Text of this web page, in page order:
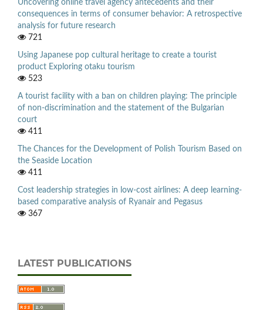
Uncovering online travel agency antecedents and their
consequences in terms of consumer behavior: A retrospective
analysis for future research
721
Using Japanese pop cultural heritage to create a tourist
product Exploring otaku tourism
523
A tourist facility with a ban on children playing: The principle
of non-discrimination and the statement of the Bulgarian
court
411
The Chances for the Development of Polish Tourism Based on
the Seaside Location
411
Cost leadership strategies in low-cost airlines: A deep learning-
based comparative analysis of Ryanair and Pegasus
367
LATEST PUBLICATIONS